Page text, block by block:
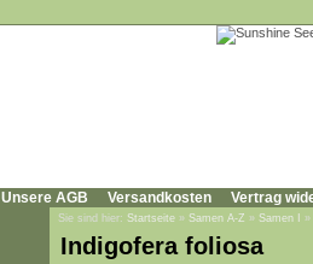
Unsere AGB Versandkosten Vertrag
Sie sind hier: Startseite » Samen A-Z » Samen I »
Indigofera foliosa